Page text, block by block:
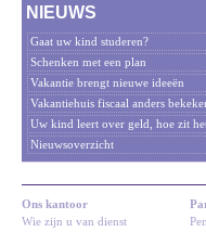
NIEUWS
Gaat uw kind studeren?
Schenken met een plan
Vakantie brengt nieuwe ideeën
Vakantiehuis fiscaal anders
Uw kind leert over geld, hoe zit
Nieuwsoverzicht
Ons kantoor
Wie zijn u van dienst